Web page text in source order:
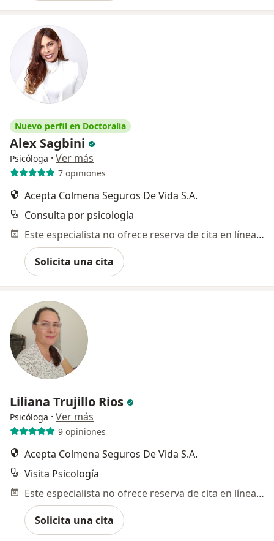
Nuevo perfil en Doctoralia
Alex Sagbini
Psicóloga · Ver más
7 opiniones
Acepta Colmena Seguros De Vida S.A.
Consulta por psicología
Este especialista no ofrece reserva de cita en línea en esta dirección.
Solicita una cita
Liliana Trujillo Rios
Psicóloga · Ver más
9 opiniones
Acepta Colmena Seguros De Vida S.A.
Visita Psicología
Este especialista no ofrece reserva de cita en línea en esta dirección.
Solicita una cita